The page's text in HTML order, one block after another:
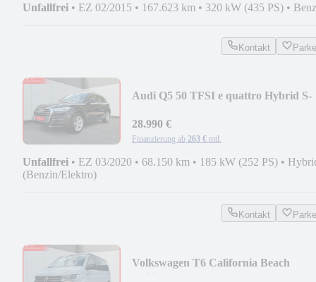
Unfallfrei • EZ 02/2015 • 167.623 km • 320 kW (435 PS) •
Kontakt
Audi Q5 50 TFSI e quattro Hybrid S-
28.990 €
Finanzierung ab 263 € mtl.
Unfallfrei • EZ 03/2020 • 68.150 km • 185 kW (252 PS) •
(Benzin/Elektro)
Kontakt
Volkswagen T6 California Beach